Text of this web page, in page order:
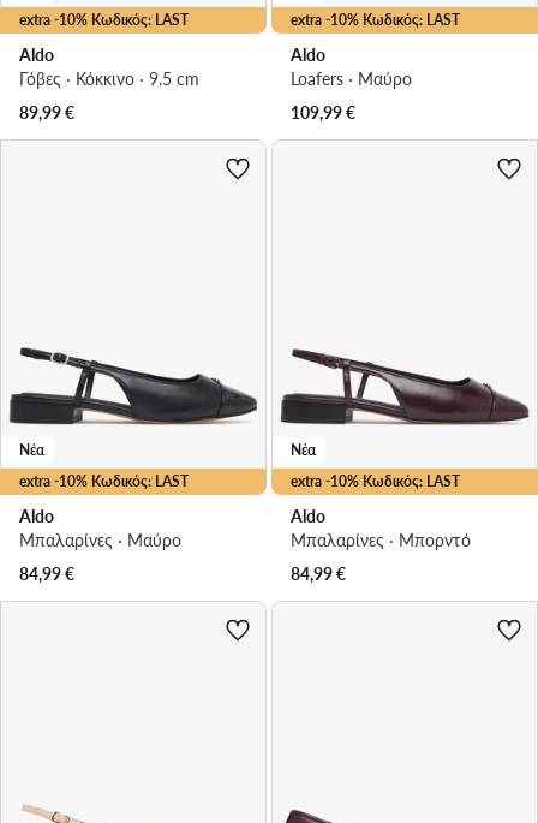
extra -10% Κωδικός: LAST
Aldo
Γόβες · Κόκκινο · 9.5 cm
89,99€
extra -10% Κωδικός: LAST
Aldo
Loafers · Μαύρο
109,99€
extra -10% Κωδικός: LAST
Νέα
Aldo
Μπαλαρίνες · Μαύρο
84,99€
extra -10% Κωδικός: LAST
Νέα
Aldo
Μπαλαρίνες · Μπορντό
84,99€